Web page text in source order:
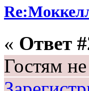
« Ответ
Гостям